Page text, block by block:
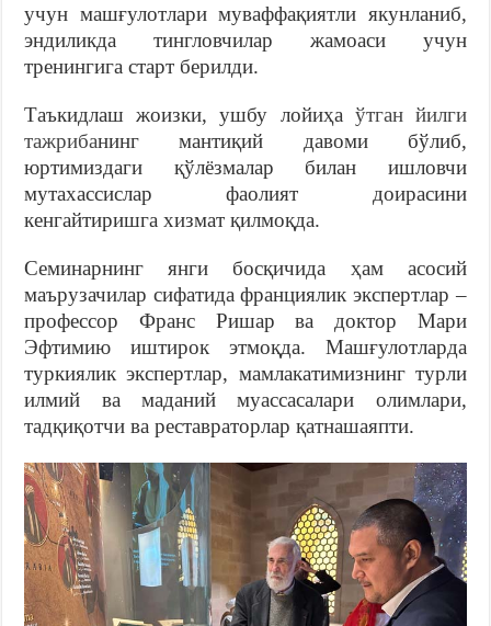
учун машғулотлари муваффақиятли якунланиб,
эндиликда тингловчилар жамоаси учун
тренингига старт берилди.
Таъкидлаш жоизки, ушбу лойиҳа ўтган йилги
тажрибанинг мантиқий давоми бўлиб,
юртимиздаги қўлёзмалар билан ишловчи
мутахассислар фаолият доирасини
кенгайтиришга хизмат қилмоқда.
Семинарнинг янги босқичида ҳам асосий
маърузачилар сифатида франциялик экспертлар –
профессор Франс Ришар ва доктор Мари
Эфтимию иштирок этмоқда. Машғулотларда
туркиялик экспертлар, мамлакатимизнинг турли
илмий ва маданий муассасалари олимлари,
тадқиқотчи ва реставраторлар қатнашаяпти.